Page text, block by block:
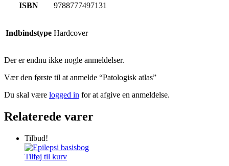
ISBN 9788777497131
Indbindstype Hardcover
Der er endnu ikke nogle anmeldelser.
Vær den første til at anmelde “Patologisk atlas”
Du skal være logged in for at afgive en anmeldelse.
Relaterede varer
Tilbud!
Tilføj til kurv